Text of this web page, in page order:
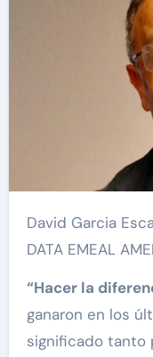
David Garcia Escamilla, Head of People NTT
DATA EMEAL
“Hacer la
ganaron en los
significado tanto